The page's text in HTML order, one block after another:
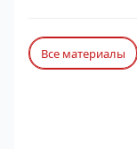
Все материалы